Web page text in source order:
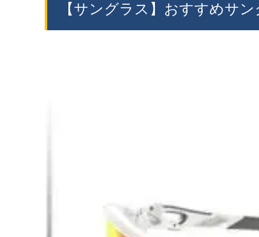
【サングラス】おすすめサ